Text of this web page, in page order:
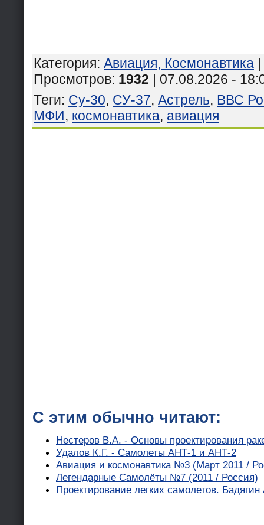
Категория: Авиация, Космонавтика |
Просмотров: 1932 | 07.08.2026 -
Теги: Су-30, СУ-37, Астрель, ВВС
МФИ, космонавтика, авиация
С этим обычно читают:
Нестеров В.А. - Основы проектирования
Удалов К.Г. - Самолеты АНТ-1 и АНТ-2
Авиация и космонавтика №3 (Март 2011 /
Легендарные Самолёты №7 (2011 / Россия)
Проектирование легких самолетов.